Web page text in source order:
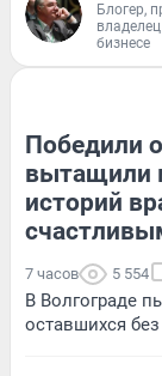
Блогер,
бизнесе
Победили
вытащили
историй
7 часов 5 554
В Волгограде
оставшихся